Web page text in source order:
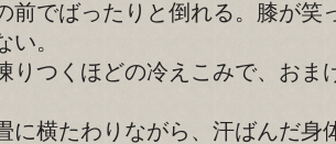
前でばったりと倒れる。膝が笑
い。
りつくほどの冷えこみで、おま
に横たわりながら、汗ばんだ身